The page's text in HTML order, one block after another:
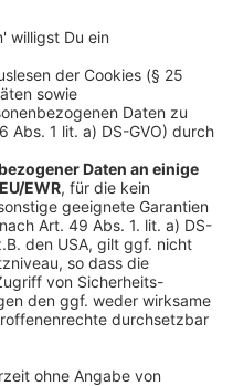
zeitweise
noch mit einem
weiter darum, die
die Vermissten zu
hochauflösende
Hotline eingerichtet,
zu erreichen ist: